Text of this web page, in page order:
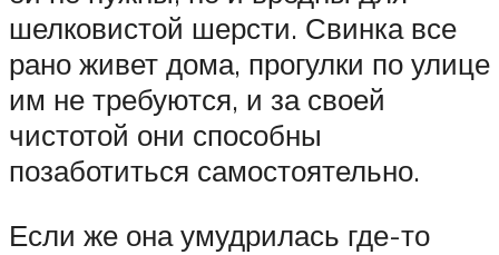
шелковистой шерсти. Свинка все
рано живет дома, прогулки по улице
им не требуются, и за своей
чистотой они способны
позаботиться самостоятельно.
Если же она умудрилась где-то